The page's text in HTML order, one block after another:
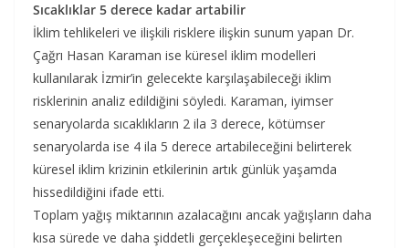
Sıcaklıklar 5 derece kadar artabilir
İklim tehlikeleri ve ilişkili risklere ilişkin sunum yapan Dr.
Çağrı Hasan Karaman ise küresel iklim modelleri
kullanılarak İzmir’in gelecekte karşılaşabileceği iklim
risklerinin analiz edildiğini söyledi. Karaman, iyimser
senaryolarda sıcaklıkların 2 ila 3 derece, kötümser
senaryolarda ise 4 ila 5 derece artabileceğini belirterek
küresel iklim krizinin etkilerinin artık günlük yaşamda
hissedildiğini ifade etti.
Toplam yağış miktarının azalacağını ancak yağışların daha
kısa sürede ve daha şiddetli gerçekleşeceğini belirten